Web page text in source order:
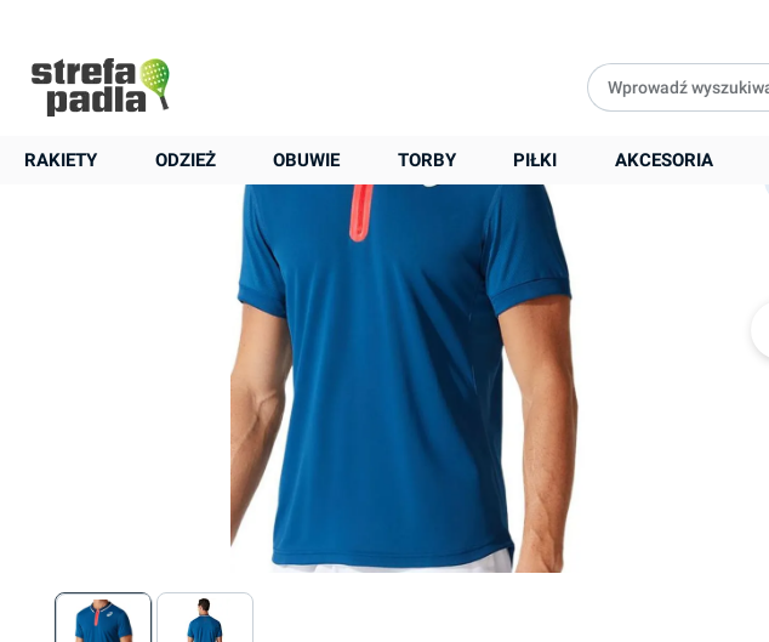
RAKIETY ODZIEŻ OBUWIE TORBY PIŁKI AKCESORIA
Asics Match M - mako blue